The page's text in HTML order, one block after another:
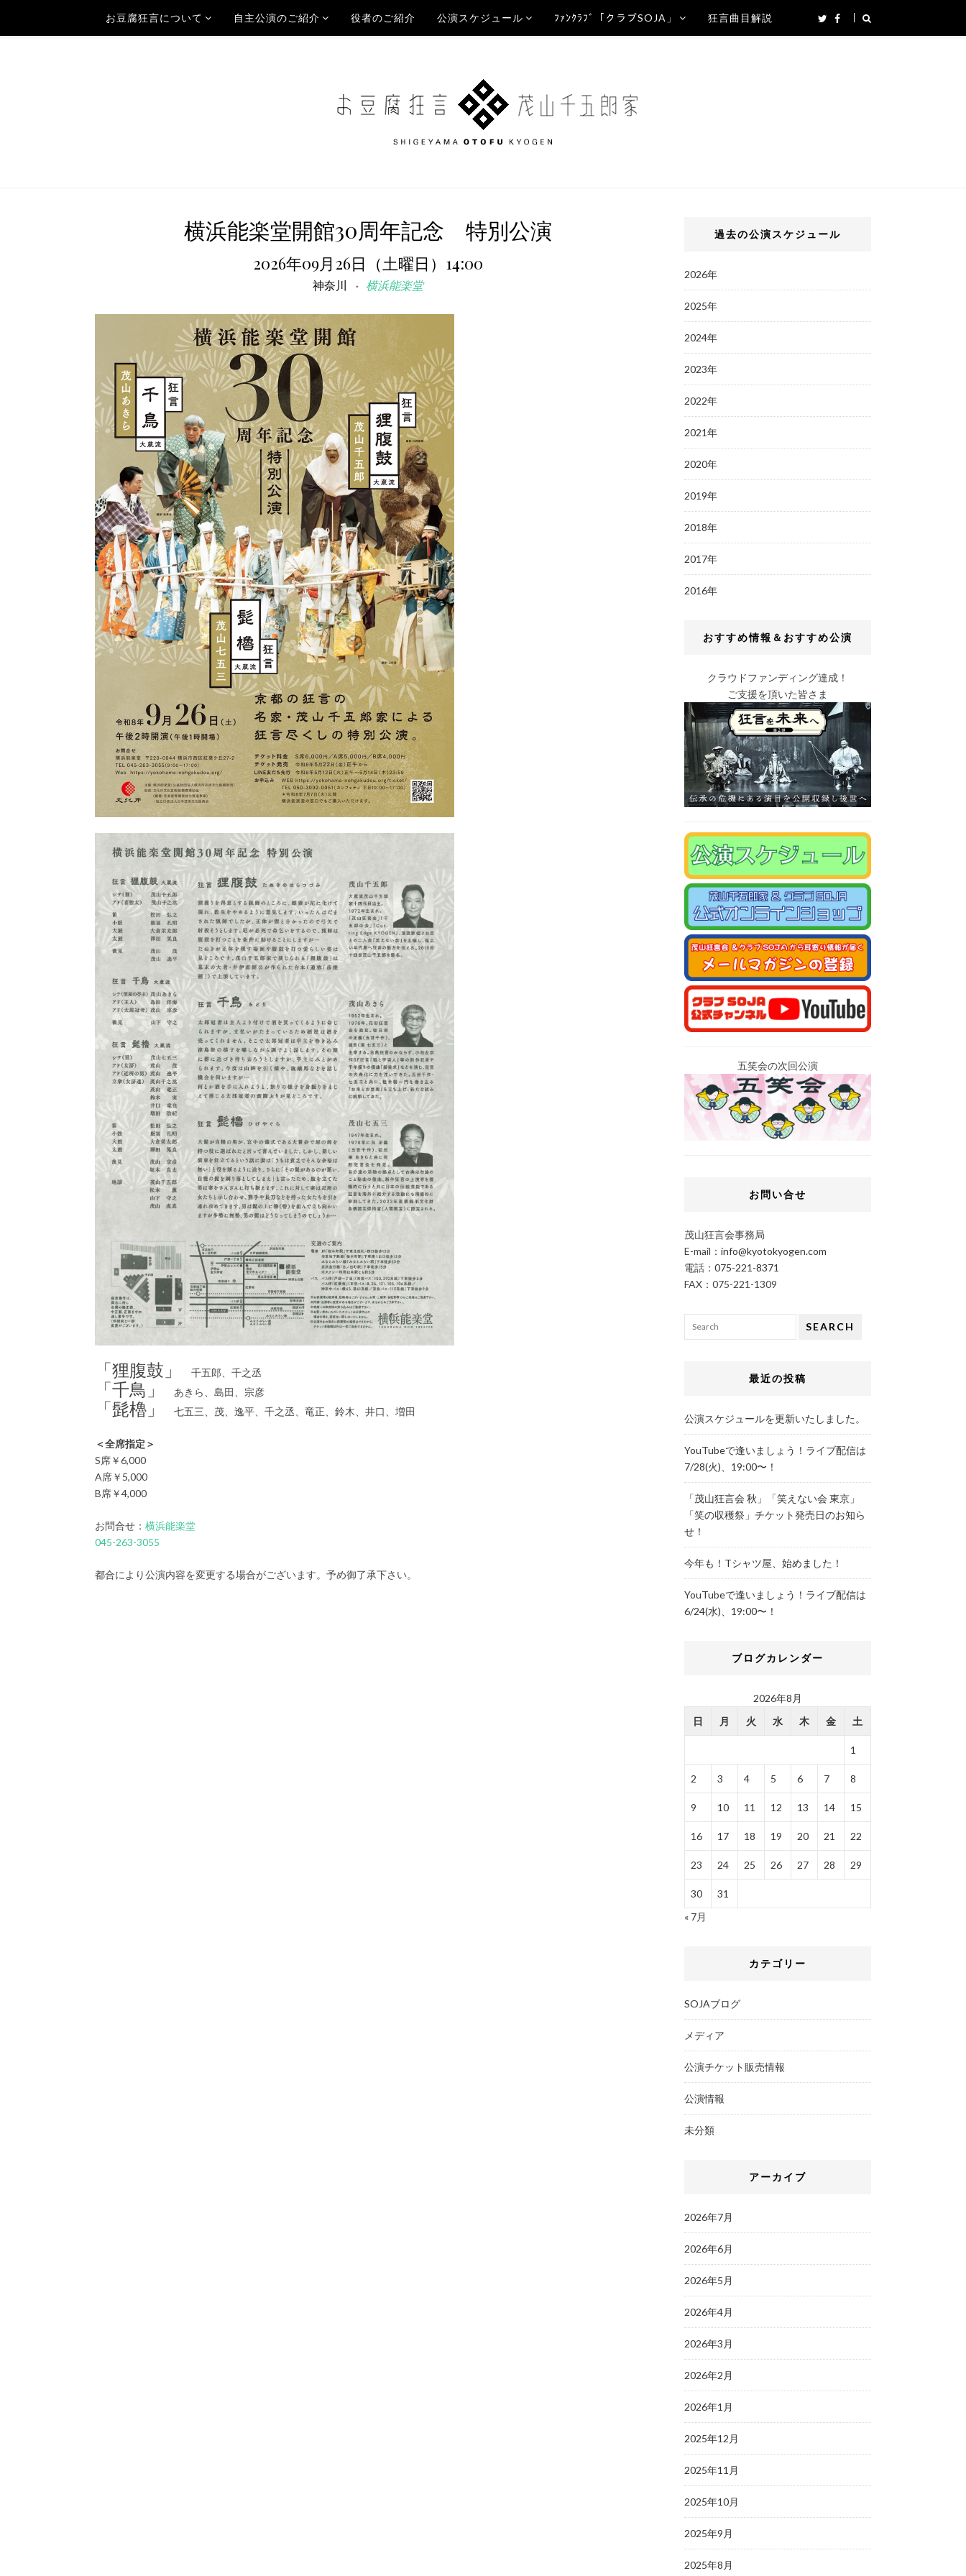
お豆腐狂言について 自主公演のご紹介 役者のご紹介 公演スケジュール ﾌｧﾝｸﾗﾌﾞ「クラブSOJA」 狂言曲目解説
横浜能楽堂開館30周年記念 特別公演
2026年09月26日（土曜日）14:00
神奈川 横浜能楽堂
「狸腹鼓」 千五郎、千之丞
「千鳥」 あきら、島田、宗彦
「髭櫓」 七五三、茂、逸平、千之丞、竜正、鈴木、井口、増田
＜全席指定＞
S席￥6,000
A席￥5,000
B席￥4,000
お問合せ： 横浜能楽堂
045-263-3055
都合により公演内容を変更する場合がございます。予め御了承下さい。
過去の公演スケジュール
2026年
2025年
2024年
2023年
2022年
2021年
2020年
2019年
2018年
2017年
2016年
おすすめ情報＆おすすめ公演
クラウドファンディング達成！
ご支援を頂いた皆さま
五笑会の次回公演
お問い合せ
茂山狂言会事務局
E-mail： info@kyotokyogen.com
電話： 075-221-8371
FAX：075-221-1309
SEARCH
最近の投稿
公演スケジュールを更新いたしました。
YouTubeで逢いましょう！ライブ配信は
7/28(火)、19:00〜！
「茂山狂言会 秋」「笑えない会 東京」
「笑の収穫祭」チケット発売日のお知ら
せ！
今年も！Tシャツ屋、始めました！
YouTubeで逢いましょう！ライブ配信は
6/24(水)、19:00〜！
ブログカレンダー
2026年8月
日
月 火 水 木 金 土
1
2 3 4 5 6 7 8
9 10 11 12 13 14 15
16 17 18 19 20 21 22
23 24 25 26 27 28 29
30
31
« 7月
カテゴリー
SOJAブログ
メディア
公演チケット販売情報
公演情報
未分類
アーカイブ
2026年7月
2026年6月
2026年5月
2026年4月
2026年3月
2026年2月
2026年1月
2025年12月
2025年11月
2025年10月
2025年9月
2025年8月